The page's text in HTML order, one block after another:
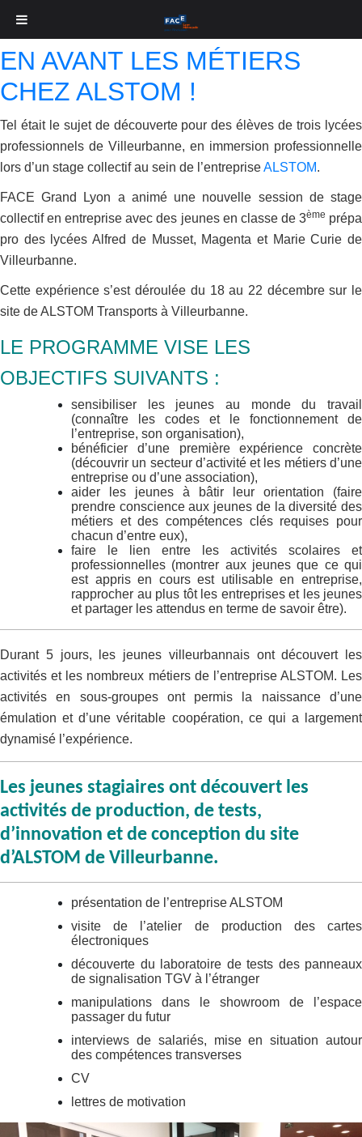
Étiquette : Culture
EN AVANT LES MÉTIERS
CHEZ ALSTOM !
Tel était le sujet de découverte pour des élèves de trois lycées
professionnels de Villeurbanne, en immersion professionnelle
lors d’un stage collectif au sein de l’entrepriseALSTOM.
FACE Grand Lyon a animé une nouvelle session de stage
collectif en entreprise avec des jeunes en classe de 3ème prépa
pro des lycées Alfred de Musset, Magenta et Marie Curie de
Villeurbanne.
Cette expérience s’est déroulée du 18 au 22 décembre sur le
site de ALSTOM Transports à Villeurbanne.
LE PROGRAMME VISE LES
OBJECTIFS SUIVANTS :
sensibiliser les jeunes au monde du travail
(connaître les codes et le fonctionnement de
l’entreprise, son organisation),
bénéficier d’une première expérience concrète
(découvrir un secteur d’activité et les métiers d’une
entreprise ou d’une association),
aider les jeunes à bâtir leur orientation (faire
prendre conscience aux jeunes de la diversité des
métiers et des compétences clés requises pour
chacun d’entre eux),
faire le lien entre les activités scolaires et
professionnelles (montrer aux jeunes que ce qui
est appris en cours est utilisable en entreprise,
rapprocher au plus tôt les entreprises et les jeunes
et partager les attendus en terme de savoir être).
Durant 5 jours, les jeunes villeurbannais ont découvert les
activités et les nombreux métiers de l’entreprise ALSTOM. Les
activités en sous-groupes ont permis la naissance d’une
émulation et d’une véritable coopération, ce qui a largement
dynamisé l’expérience.
Les jeunes stagiaires ont découvert les
activités de production, de tests,
d’innovation et de conception du site
d’ALSTOM de Villeurbanne.
présentation de l’entreprise ALSTOM
visite de l’atelier de production des cartes
électroniques
découverte du laboratoire de tests des panneaux
de signalisation TGV à l’étranger
manipulations dans le showroom de l’espace
passager du futur
interviews de salariés, mise en situation autour
des compétences transverses
CV
lettres de motivation